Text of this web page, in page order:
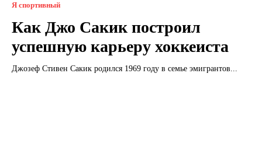
Я спортивный
Как Джо Сакик построил
успешную карьеру хоккеиста
Джозеф Стивен Сакик родился 1969 году в семье эмигрантов...